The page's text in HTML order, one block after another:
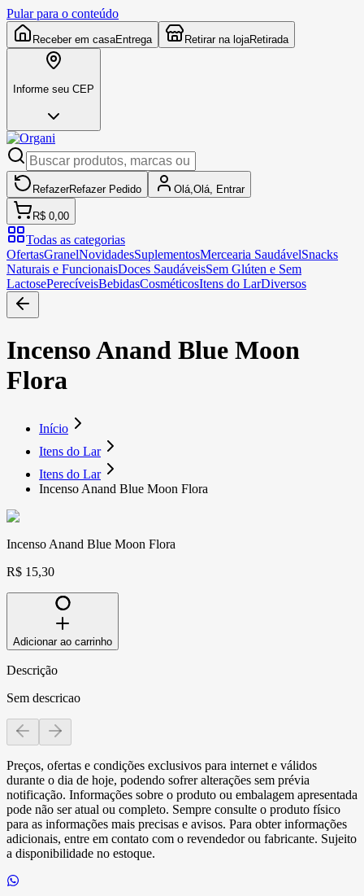
Pular para o conteúdo
Receber em casaEntrega Retirar na lojaRetirada
Informe seu CEP
RefazerRefazer Pedido Olá, Olá, Entrar
R$ 0,00
Todas as categorias
OfertasGranelNovidadesSuplementosMercearia SaudávelSnacks
Naturais e FuncionaisDoces SaudáveisSem Glúten e Sem
LactosePerecíveisBebidasCosméticosItens do LarDiversos
Incenso Anand Blue Moon
Flora
Início
Itens do Lar
Itens do Lar
Incenso Anand Blue Moon Flora
Incenso Anand Blue Moon Flora
R$ 15,30
Adicionar ao carrinho
Descrição
Sem descricao
Preços, ofertas e condições exclusivos para internet e válidos
durante o dia de hoje, podendo sofrer alterações sem prévia
notificação. Informações sobre o produto ou embalagem apresentada
pode não ser atual ou completo. Sempre consulte o produto físico
para as informações mais precisas e avisos. Para obter informações
adicionais, entre em contato com o revendedor ou fabricante. Sujeito
a disponibilidade no estoque.